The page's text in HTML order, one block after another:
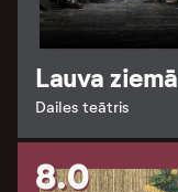
Lauva ziemā
Dailes teātris
8.0